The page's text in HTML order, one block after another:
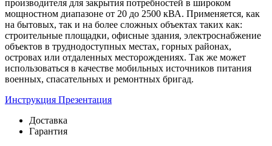
производителя для закрытия потребностей в широком
мощностном диапазоне от 20 до 2500 кВА. Применяется, как
на бытовых, так и на более сложных объектах таких как:
строительные площадки, офисные здания, электроснабжение
объектов в труднодоступных местах, горных районах,
островах или отдаленных месторождениях. Так же может
использоваться в качестве мобильных источников питания
военных, спасательных и ремонтных бригад.
Инструкция Презентация
Доставка
Гарантия